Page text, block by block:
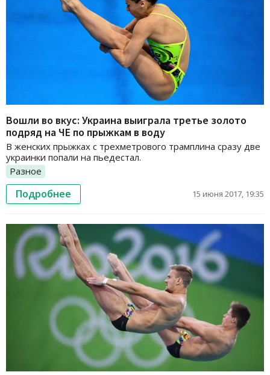
Вошли во вкус: Украина выиграла третье золото
подряд на ЧЕ по прыжкам в воду
В женских прыжках с трехметрового трамплина сразу две
украинки попали на пьедестал.
Разное
Подробнее 15 июня 2017, 19:35